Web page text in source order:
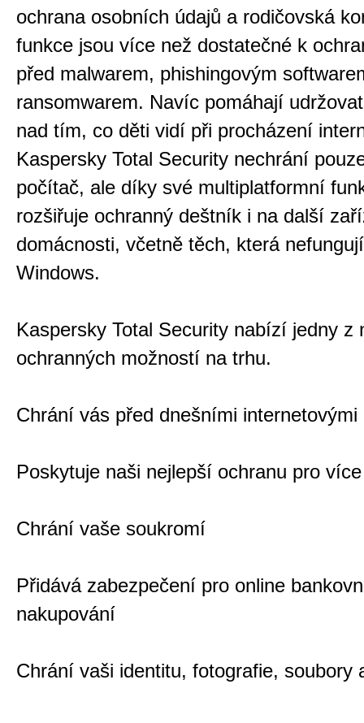
ochrana osobních údajů a rodičovská
funkce jsou více než dostatečné k
před malwarem, phishingovým
ransomwarem. Navíc pomáhají
nad tím, co děti vidí při procházení
Kaspersky Total Security nechrání
počítač, ale díky své multiplatformní
rozšiřuje ochranný deštník i na další
domácnosti, včetně těch, která
Windows.
Kaspersky Total Security nabízí jedny z
ochranných možností na trhu.
Chrání vás před dnešními internetovými
Poskytuje naši nejlepší ochranu pro
Chrání vaše soukromí
Přidává zabezpečení pro online
nakupování
Chrání vaši identitu, fotografie, soubory